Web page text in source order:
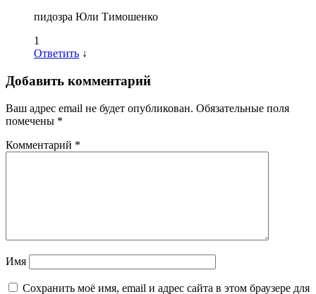
пидозра Юли Тимошенко
1
Ответить ↓
Добавить комментарий
Ваш адрес email не будет опубликован. Обязательные поля
помечены *
Комментарий *
Имя
Сохранить моё имя, email и адрес сайта в этом браузере для